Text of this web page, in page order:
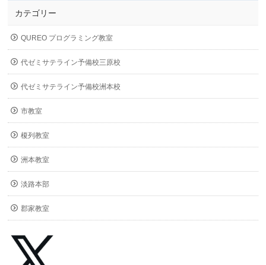
カテゴリー
QUREO プログラミング教室
代ゼミサテライン予備校三原校
代ゼミサテライン予備校洲本校
市教室
榎列教室
洲本教室
淡路本部
郡家教室